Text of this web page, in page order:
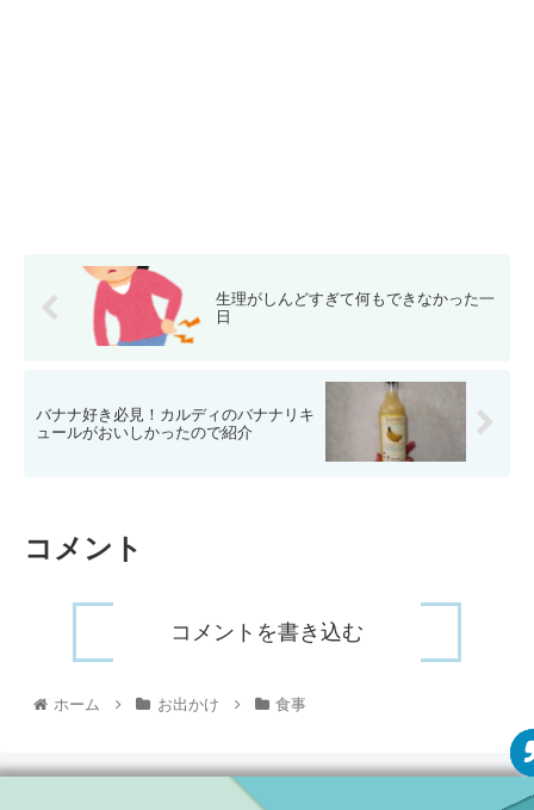
生理がしんどすぎて何もできなかった一
日
バナナ好き必見！カルディのバナナリキ
ュールがおいしかったので紹介
コメント
コメントを書き込む
ホーム お出かけ 食事